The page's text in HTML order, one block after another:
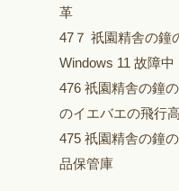
革
47７ 祇園精舎の
Windows 11 故障中
476 祇園精舎の鐘
のイエバエの飛行
475 祇園精舎の鐘
品保管庫